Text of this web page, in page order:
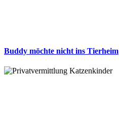
Buddy möchte nicht ins Tierheim